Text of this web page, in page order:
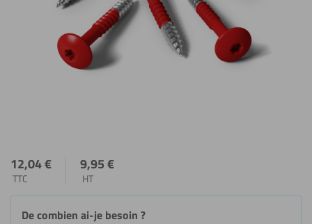
12,04€
TTC
9,95€
HT
De combien ai-je besoin ?